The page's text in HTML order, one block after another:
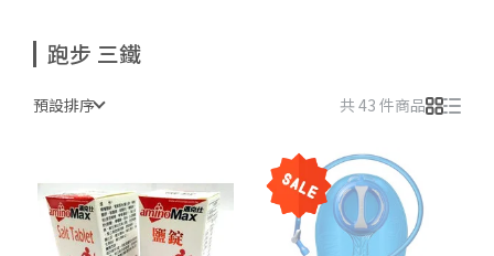
跑步 三鐵
預設排序 共 43 件商品